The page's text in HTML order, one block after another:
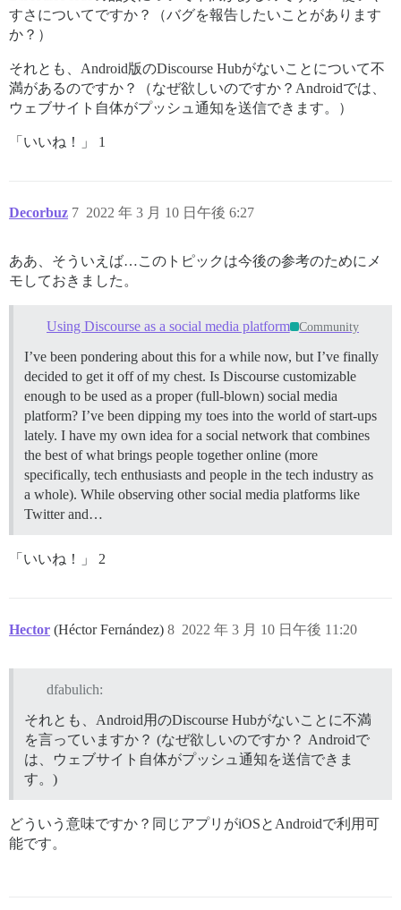
すさについてですか？（バグを報告したいことがあります
か？）
それとも、Android版のDiscourse Hubがないことについて不
満があるのですか？（なぜ欲しいのですか？Androidでは、
ウェブサイト自体がプッシュ通知を送信できます。）
「いいね！」 1
Decorbuz 2022 年 3 月 10 日午後 6:27
7
ああ、そういえば…このトピックは今後の参考のためにメ
モしておきました。
Using Discourse as a social media platform Community
I’ve been pondering about this for a while now, but I’ve finally
decided to get it off of my chest. Is Discourse customizable
enough to be used as a proper (full-blown) social media
platform? I’ve been dipping my toes into the world of start-ups
lately. I have my own idea for a social network that combines
the best of what brings people together online (more
specifically, tech enthusiasts and people in the tech industry as
a whole). While observing other social media platforms like
Twitter and…
「いいね！」 2
Hector (Héctor Fernández) 2022 年 3 月 10 日午後 11:20
8
dfabulich:
それとも、Android用のDiscourse Hubがないことに不満
を言っていますか？ (なぜ欲しいのですか？ Androidで
は、ウェブサイト自体がプッシュ通知を送信できま
す。)
どういう意味ですか？同じアプリがiOSとAndroidで利用可
能です。